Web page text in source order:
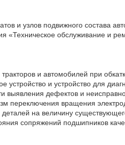
и узлов подвижного состава
обслуживание и
и автомобилей при
и устройство для
выявления дефектов и
переключения вращения
на величину
сопряжений подшипников